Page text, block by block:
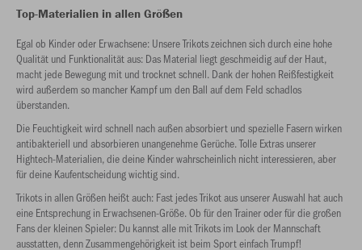
Top-Materialien in allen Größen
Egal ob Kinder oder Erwachsene: Unsere Trikots zeichnen sich durch eine hohe
Qualität und Funktionalität aus: Das Material liegt geschmeidig auf der Haut,
macht jede Bewegung mit und trocknet schnell. Dank der hohen Reißfestigkeit
wird außerdem so mancher Kampf um den Ball auf dem Feld schadlos
überstanden.
Die Feuchtigkeit wird schnell nach außen absorbiert und spezielle Fasern wirken
antibakteriell und absorbieren unangenehme Gerüche. Tolle Extras unserer
Hightech-Materialien, die deine Kinder wahrscheinlich nicht interessieren, aber
für deine Kaufentscheidung wichtig sind.
Trikots in allen Größen heißt auch: Fast jedes Trikot aus unserer Auswahl hat auch
eine Entsprechung in Erwachsenen-Größe. Ob für den Trainer oder für die großen
Fans der kleinen Spieler: Du kannst alle mit Trikots im Look der Mannschaft
ausstatten, denn Zusammengehörigkeit ist beim Sport einfach Trumpf!